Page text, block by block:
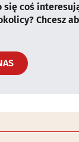
się coś
Chcesz